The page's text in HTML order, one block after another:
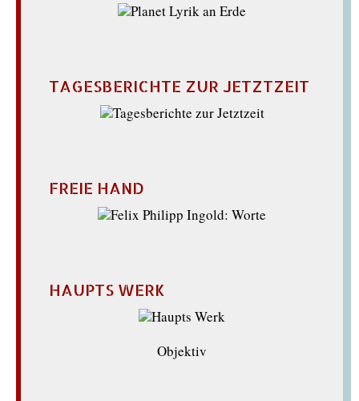
TAGESBERICHTE ZUR JETZTZEIT
FREIE HAND
HAUPTS WERK
Objektiv